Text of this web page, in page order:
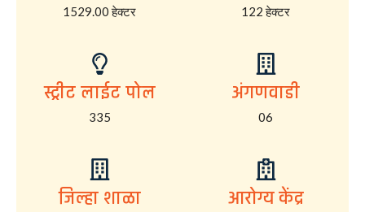
1529.00 हेक्टर 122 हेक्टर
स्ट्रीट लाईट पोल
335
अंगणवाडी
06
जिल्हा शाळा आरोग्य केंद्र